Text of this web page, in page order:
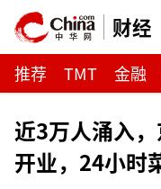
财经
推荐 TMT 金融
近3万人涌入
开业，24小时